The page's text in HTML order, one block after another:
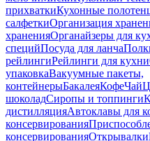
прихваткиКухонные
салфеткиОрганизация
храненияОрганайзеры для
специйПосуда для ланча
рейлингиРейлинги для кухни
упаковкаВакуумные пакеты,
контейнерыБакалеяКофеЧай
шоколадСиропы и топпинги
дистилляцияАвтоклавы для
консервирования
консервированияОткрывалки